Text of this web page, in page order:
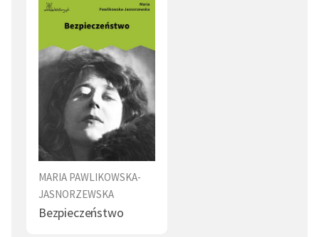
MARIA PAWLIKOWSKA-
JASNORZEWSKA
Bezpieczeństwo